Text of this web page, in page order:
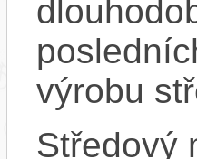
výrobu
Středový